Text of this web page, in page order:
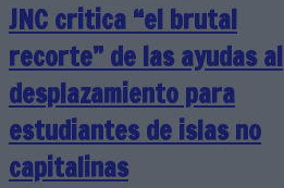
JNC critica “el brutal
recorte” de las ayudas al
desplazamiento para
estudiantes de islas no
capitalinas